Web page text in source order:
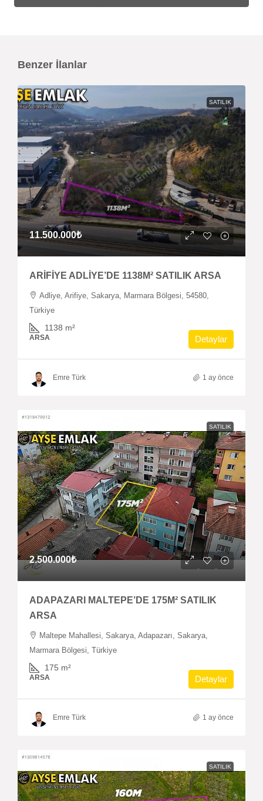
Benzer İlanlar
SATILIK
11.500.000₺
ARİFİYE ADLİYE’DE 1138M² SATILIK ARSA
Adliye, Arifiye, Sakarya, Marmara Bölgesi, 54580,
Türkiye
1138 m²
ARSA Detaylar
Emre Türk 1 ay önce
SATILIK
2.500.000₺
ADAPAZARI MALTEPE’DE 175M² SATILIK
ARSA
Maltepe Mahallesi, Sakarya, Adapazarı, Sakarya,
Marmara Bölgesi, Türkiye
175 m²
ARSA Detaylar
Emre Türk 1 ay önce
SATILIK